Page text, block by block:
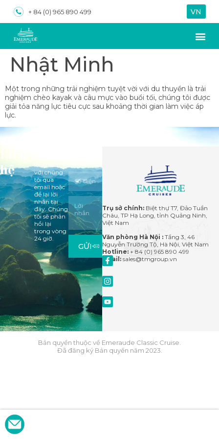
+ 84 (0) 965 890 499 VN
EN
Nhật Minh
Một trong những trải nghiệm tuyệt vời với du thuyền là trải
nghiệm chèo kayak và câu mực vào buổi tối, chúng tôi được
giải tỏa năng lực tiêu cực sau khoảng thời gian làm việc áp
lực.
hệ
lòng liên
với chúng
tôi qua
email hoặc
để lại lời
nhắn tại
đây. Chúng
tôi sẽ phản
hồi lại
trong vòng
24 giờ.
GỬI
Trụ sở chính: Biệt thự T7, Đảo Tuần
Châu, TP Hạ Long, tỉnh Quảng Ninh,
Việt Nam
Văn phòng Hà Nội : Tầng 3, 46
Nguyễn Trường Tộ, Hà Nội, Việt Nam
Hotline: + 84 (0) 965 890 499
Email: sales@tmgroup.vn
Bản quyền thuộc về Emeraude Classic Cruise.
Đã đăng ký Bản quyền năm 2023.